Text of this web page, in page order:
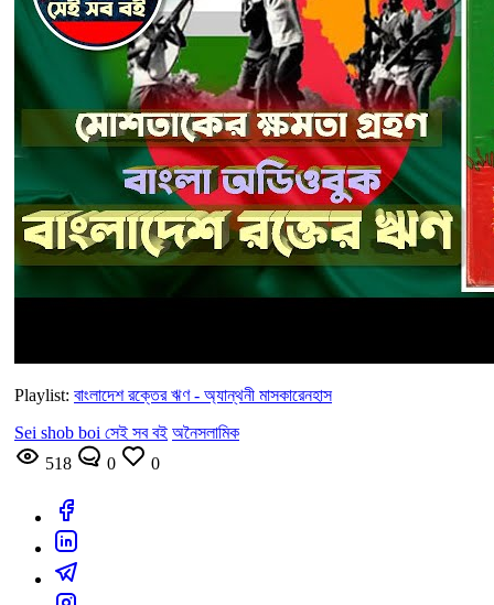
Playlist: বাংলাদেশ রক্তের ঋণ - অ্যান্থনী মাসকারেনহাস
Sei shob boi সেই সব বই অনৈসলামিক
518
0 0